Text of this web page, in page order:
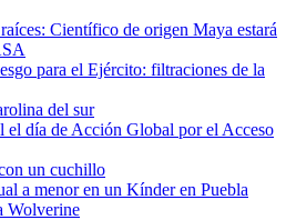
Científico de origen Maya estará
para el Ejército: filtraciones de la
del sur
el día de Acción Global por el Acceso
un cuchillo
a menor en un Kínder en Puebla
Wolverine